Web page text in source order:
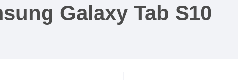
Xiaomi 15
Xiaomi 14
iPhone 16
iPhone 15
Galaxy
Galaxy
Galaxy Tab S10